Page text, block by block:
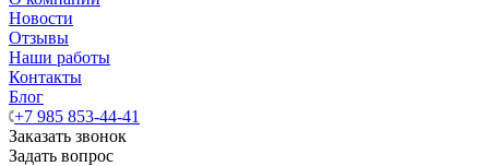
Новости
Отзывы
Наши работы
Контакты
Блог
+7 985 853-44-41
Заказать звонок
Задать вопрос